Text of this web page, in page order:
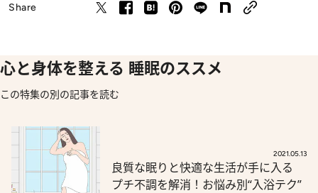
Share
心と身体を整える 睡眠のススメ
この特集の別の記事を読む
2021.05.13
良質な眠りと快適な生活が手に入る
プチ不調を解消！お悩み別“入浴テク”